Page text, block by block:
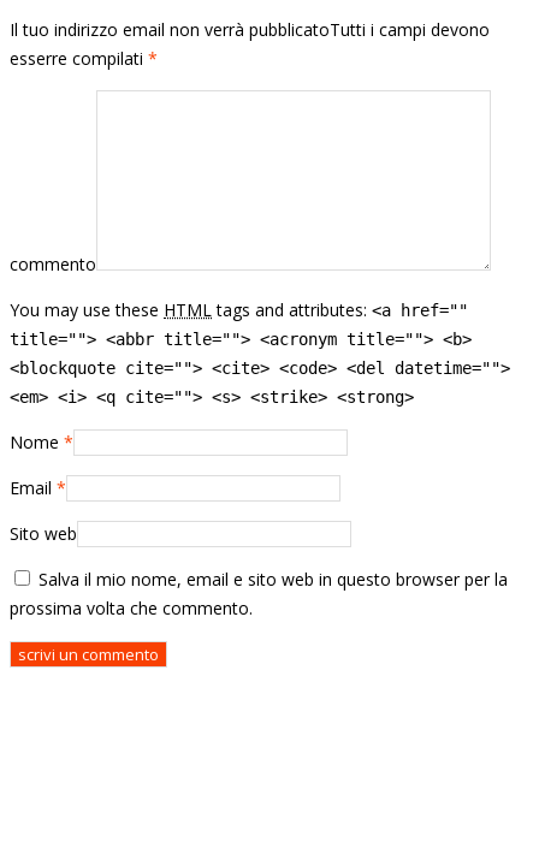
Il tuo indirizzo email non verrà pubblicatoTutti i campi devono
esserre compilati *
commento
You may use these HTML tags and attributes: <a href=""
title=""> <abbr title=""> <acronym title=""> <b>
<blockquote cite=""> <cite> <code> <del datetime="">
<em> <i> <q cite=""> <s> <strike> <strong>
Nome *
Email *
Sito web
Salva il mio nome, email e sito web in questo browser per la
prossima volta che commento.